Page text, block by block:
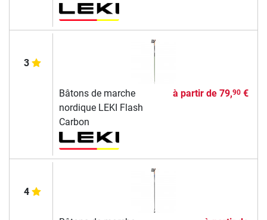
3
Bâtons de marche
nordique LEKI Flash
Carbon
à partir de 79,90€
4